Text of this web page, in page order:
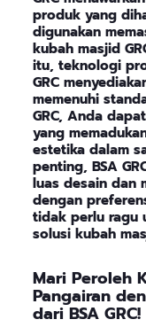
produk yang
digunakan
kubah masjid
itu, teknologi
GRC
memenuhi
GRC, Anda
yang
estetika dalam
penting, BSA
luas desain dan
dengan
tidak perlu ragu
solusi kubah
Mari Peroleh
Pangairan
dari BSA GRC!